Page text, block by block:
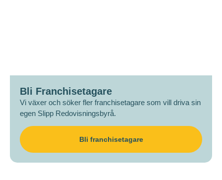
Bli Franchisetagare
Vi växer och söker fler franchisetagare som vill driva sin
egen Slipp Redovisningsbyrå.
Bli franchisetagare